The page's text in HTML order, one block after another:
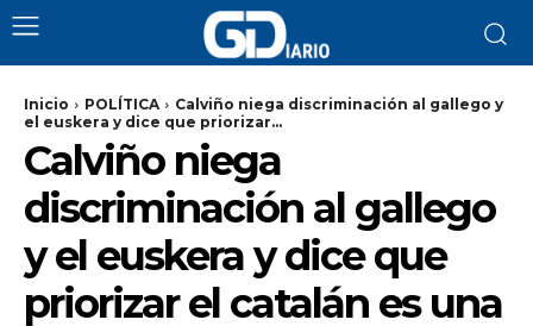
Inicio POLÍTICA
Calviño niega discriminación al gallego y
el euskera y dice que priorizar...
Calviño niega
discriminación al gallego
y el euskera y dice que
priorizar el catalán es una